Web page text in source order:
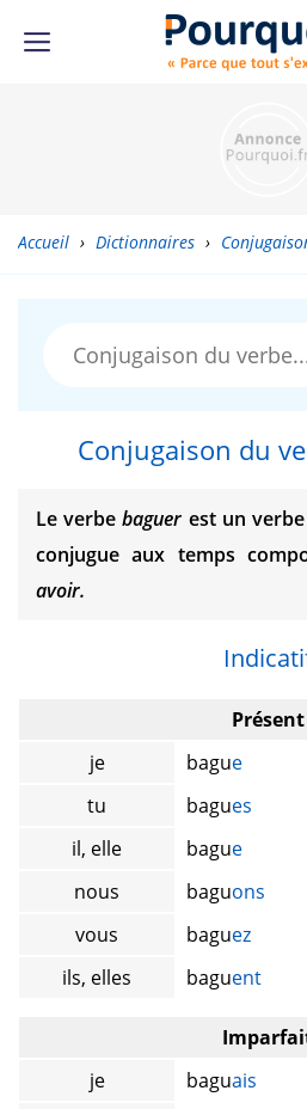
Accueil › Dictionnaires ›
Conjugaison du
Le verbebaguer est un
conjugue aux temps
avoir.
Présent
je
bague
tu
bagues
il, elle
bague
nous
baguons
vous
baguez
ils, elles
baguent
je
baguais